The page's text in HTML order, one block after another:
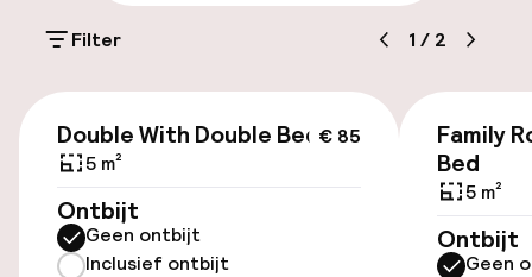
Toegankelijkheid
Lift
Entertainment
Gratis wifi
Filter 1 / 2
€ 85
Double With Double Bed
5 m²
Ontbijt
Geen ontbijt
Inclusief ontbijt
Family
Bed
5 m²
Ontbijt
Geen